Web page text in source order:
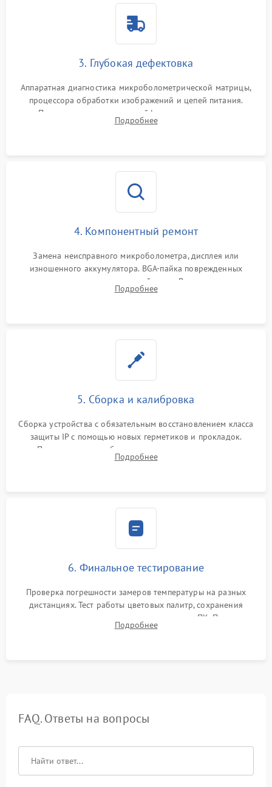
3. Глубокая дефектовка
Аппаратная диагностика микроболометрической матрицы,
процессора обработки изображений и цепей питания.
Проверка целостности шлейфов, модуля памяти и
интерфейсов связи. Выявление сгоревших SMD-компонентов
Подробнее
4. Компонентный ремонт
Замена неисправного микроболометра, дисплея или
изношенного аккумулятора. BGA-пайка поврежденных
контроллеров на материнской плате. Восстановление
разъемов и кнопок, замена поврежденных элементов
Подробнее
5. Сборка и калибровка
Сборка устройства с обязательным восстановлением класса
защиты IP с помощью новых герметиков и прокладок.
Программная калибровка матрицы по эталонному
абсолютно черному телу для точного измерения температур.
Подробнее
6. Финальное тестирование
Проверка погрешности замеров температуры на разных
дистанциях. Тест работы цветовых палитр, сохранения
термограмм в память и передачи данных на ПК. Проверка
автономности работы и итоговый контроль качества.
Подробнее
FAQ. Ответы на вопросы